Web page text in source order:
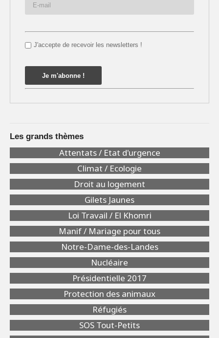
J'accepte de recevoir les newsletters !
Les grands thèmes
Attentats / Etat d'urgence
Climat / Ecologie
Droit au logement
Gilets Jaunes
Loi Travail / El Khomri
Manif / Mariage pour tous
Notre-Dame-des-Landes
Nucléaire
Présidentielle 2017
Protection des animaux
Réfugiés
SOS Tout-Petits